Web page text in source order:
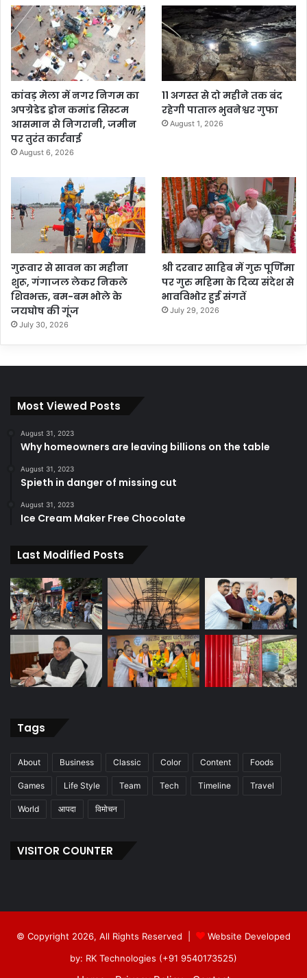
कांवड़ मेला में नगर निगम का
अपग्रेडेड ड्रोन कमांड सिस्टम
आसमान से निगरानी, जमीन
पर तुरंत कार्रवाई
August 6, 2026
11 अगस्त से दो महीने तक बंद
रहेगी पाताल भुवनेश्वर गुफा
August 1, 2026
गुरूवार से सावन का महीना
शुरू, गंगाजल लेकर निकले
शिवभक्त, बम-बम भोले के
जयघोष की गूंज
July 30, 2026
श्री दरबार साहिब में गुरु पूर्णिमा
पर गुरु महिमा के दिव्य संदेश से
भावविभोर हुई संगतें
July 29, 2026
Most Viewed Posts
August 31, 2023
Why homeowners are leaving billions on the table
August 31, 2023
Spieth in danger of missing cut
August 31, 2023
Ice Cream Maker Free Chocolate
Last Modified Posts
Tags
About Business Classic Color Content Foods
Games Life Style Team Tech Timeline Travel
World आपदा विमोचन
VISITOR COUNTER
© Copyright 2026, All Rights Reserved |
Website Developed
by: RK Technologies (+91 9540173525)